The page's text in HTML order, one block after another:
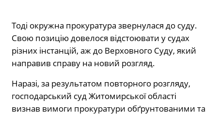
Тоді окружна прокуратура звернулася до суду.
Свою позицію довелося відстоювати у судах
різних інстанцій, аж до Верховного Суду, який
направив справу на новий розгляд.
Наразі, за результатом повторного розгляду,
господарський суд Житомирської області
визнав вимоги прокуратури обґрунтованими та